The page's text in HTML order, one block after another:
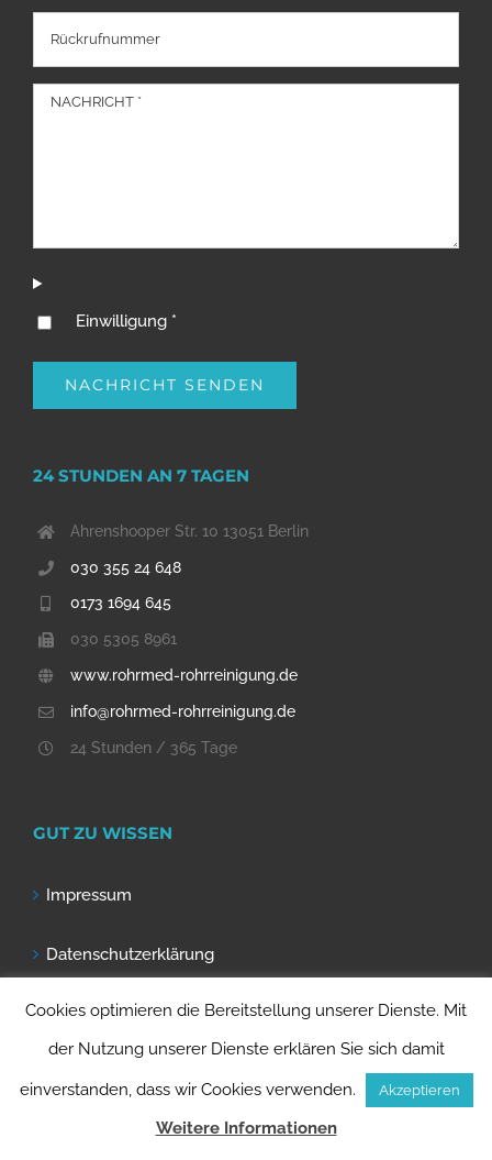
Einwilligung *
24 STUNDEN AN 7 TAGEN
Ahrenshooper Str. 10 13051 Berlin
030 355 24 648
0173 1694 645
030 5305 8961
www.rohrmed-rohrreinigung.de
info@rohrmed-rohrreinigung.de
24 Stunden / 365 Tage
GUT ZU WISSEN
Impressum
Datenschutzerklärung
Nutzungsbedingungen
Cookies optimieren die Bereitstellung unserer Dienste. Mit
der Nutzung unserer Dienste erklären Sie sich damit
einverstanden, dass wir Cookies verwenden. Akzeptieren
Weitere Informationen